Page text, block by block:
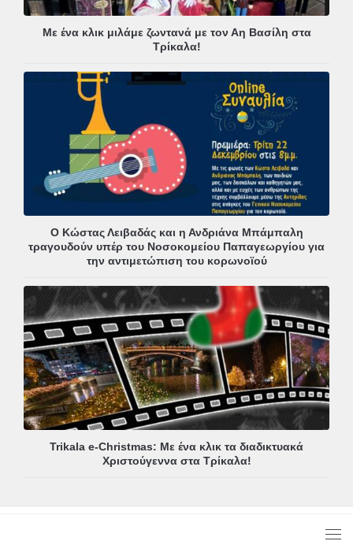
Με ένα κλικ μιλάμε ζωντανά με τον Αη Βασίλη στα
Τρίκαλα!
Ο Κώστας Λειβαδάς και η Ανδριάνα Μπάμπαλη
τραγουδούν υπέρ του Νοσοκομείου Παπαγεωργίου για
την αντιμετώπιση του κορωνοϊού
Trikala e-Christmas: Με ένα κλικ τα διαδικτυακά
Χριστούγεννα στα Τρίκαλα!